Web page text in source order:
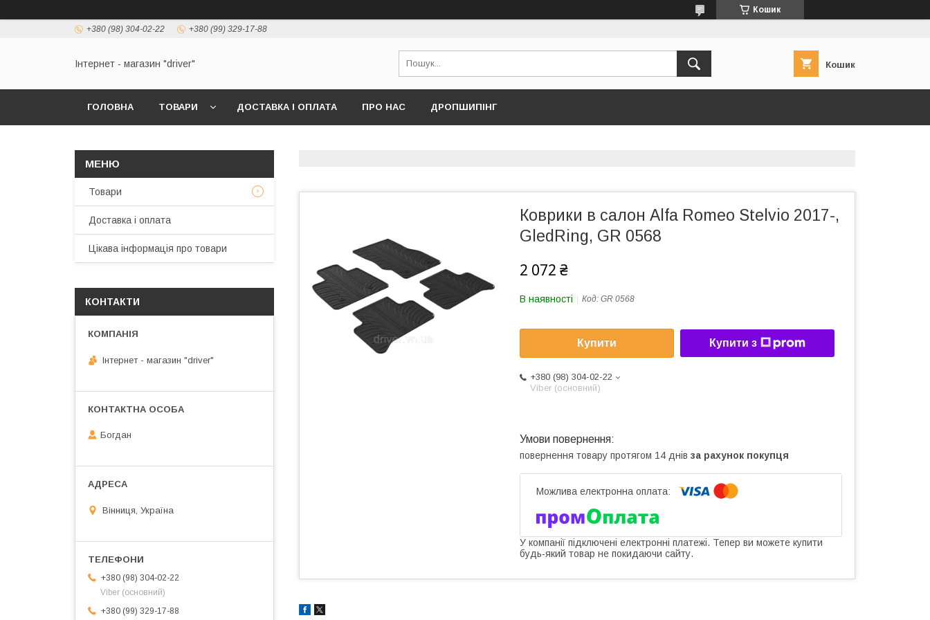
Кошик
+380 (98) 304-02-22 +380 (99) 329-17-88
Інтернет - магазин "driver" Кошик
ГОЛОВНА ТОВАРИ ДОСТАВКА І ОПЛАТА ПРО НАС ДРОПШИПІНГ
Коврики в салон Alfa Romeo Stelvio 2017-,
GledRing, GR 0568
2 072 ₴
В наявності Код: GR 0568
Купити Купити з
+380 (98) 304-02-22
Viber (основний)
повернення товару протягом 14 днів за рахунок покупця
У компанії підключені електронні платежі. Тепер ви можете купити
будь-який товар не покидаючи сайту.
Товари
Доставка і оплата
Цікава інформація про товари
КОНТАКТИ
Інтернет - магазин "driver"
Богдан
Вінниця, Україна
+380 (98) 304-02-22
Viber (основний)
+380 (99) 329-17-88